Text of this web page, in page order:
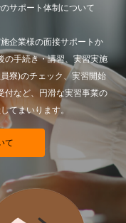
サポート体制について
企業様の面接サポートか
の手続き・講習、実習実施
寮)のチェック、実習開始
付など、円滑な実習事業の
てまいります。
て